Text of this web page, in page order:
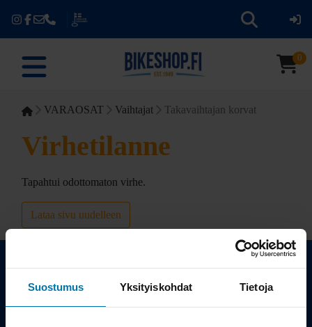
Suostumus Yksityiskohdat Tietoja
0
VARAOSAT Vaihtajat Takavaihtajan korvat
Virhetilanne
Tapahtui odottomaton virhe.
Lataa sivu uudelleen
Kauppa